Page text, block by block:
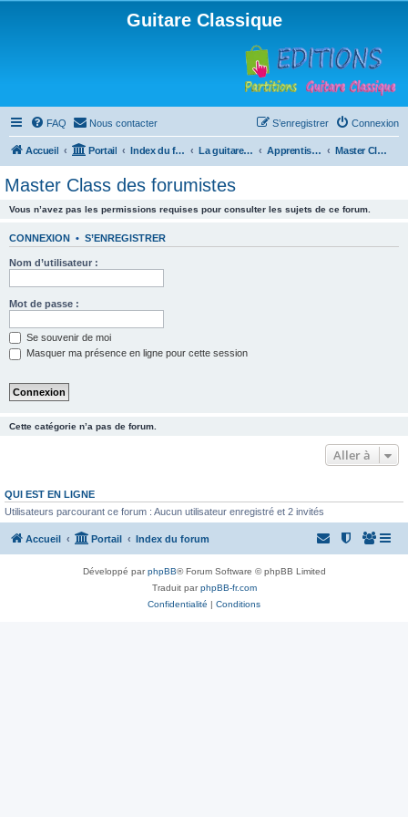
Guitare Classique
FAQ Nous contacter Connexion
S’enregistrer
Accueil Portail Index du forum La guitare : instrument, cours et théorie Apprentissage et enseignement de la guitare Master Class des forumistes
Master Class des forumistes
Vous n’avez pas les permissions requises pour consulter les sujets de ce forum.
CONNEXION • S’ENREGISTRER
Nom d’utilisateur :
Mot de passe :
Se souvenir de moi
Masquer ma présence en ligne pour cette session
Cette catégorie n’a pas de forum.
Aller à
QUI EST EN LIGNE
Utilisateurs parcourant ce forum : Aucun utilisateur enregistré et 2 invités
Accueil Portail Index du forum
Développé parphpBB® Forum Software © phpBB Limited
Traduit parphpBB-fr.com
Confidentialité | Conditions